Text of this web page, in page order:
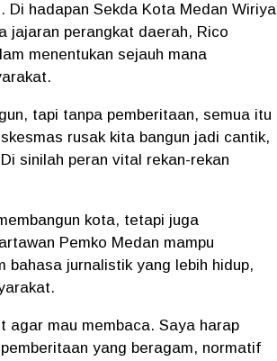
Di hadapan Sekda Kota Medan Wiriya
jajaran perangkat daerah, Rico
menentukan sejauh mana
tapi tanpa pemberitaan, semua itu
rusak kita bangun jadi cantik,
sinilah peran vital rekan-rekan
kota, tetapi juga
Pemko Medan mampu
bahasa jurnalistik yang lebih hidup,
agar mau membaca. Saya harap
yang beragam, normatif